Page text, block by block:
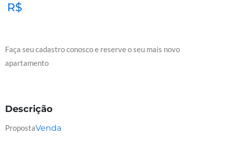
R$
Faça seu cadastro conosco e reserve o seu mais novo
apartamento
Descrição
PropostaVenda